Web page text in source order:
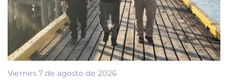
Viernes 7 de agosto de 2026